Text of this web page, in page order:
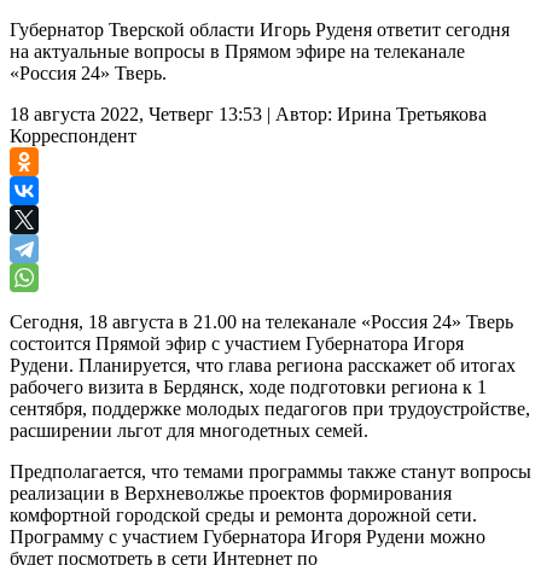
Губернатор Тверской области Игорь Руденя ответит сегодня
на актуальные вопросы в Прямом эфире на телеканале
«Россия 24» Тверь.
18 августа 2022, Четверг 13:53 | Автор: Ирина Третьякова
Корреспондент
Сегодня, 18 августа в 21.00 на телеканале «Россия 24» Тверь
состоится Прямой эфир с участием Губернатора Игоря
Рудени. Планируется, что глава региона расскажет об итогах
рабочего визита в Бердянск, ходе подготовки региона к 1
сентября, поддержке молодых педагогов при трудоустройстве,
расширении льгот для многодетных семей.
Предполагается, что темами программы также станут вопросы
реализации в Верхневолжье проектов формирования
комфортной городской среды и ремонта дорожной сети.
Программу с участием Губернатора Игоря Рудени можно
будет посмотреть в сети Интернет по